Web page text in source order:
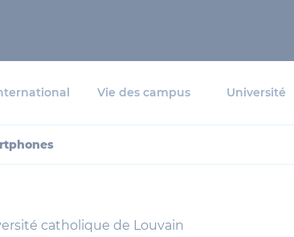
Vie des campus Université
catholique de Louvain